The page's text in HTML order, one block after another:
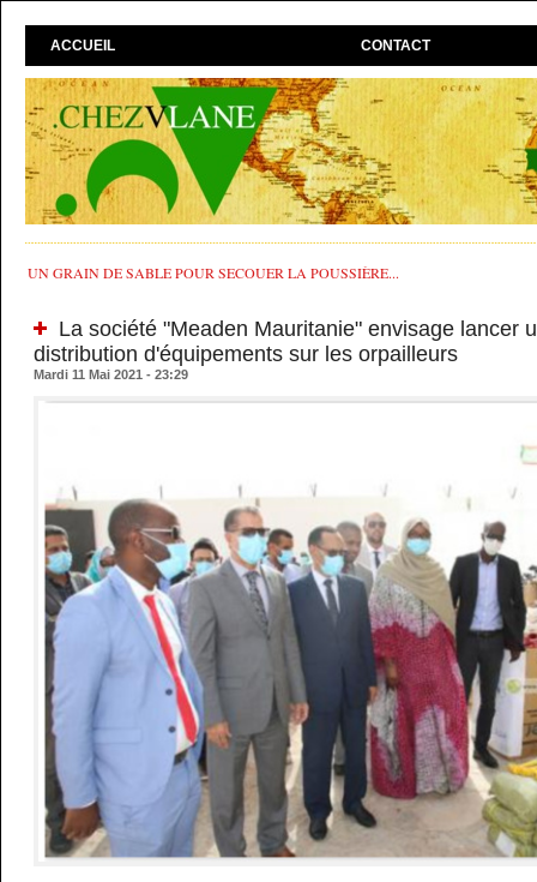
ACCUEIL CONTACT
UN GRAIN DE SABLE POUR SECOUER LA POUSSIÈRE...
La société "Meaden Mauritanie" envisage lancer
distribution d'équipements sur les orpailleurs
Mardi 11 Mai 2021 - 23:29